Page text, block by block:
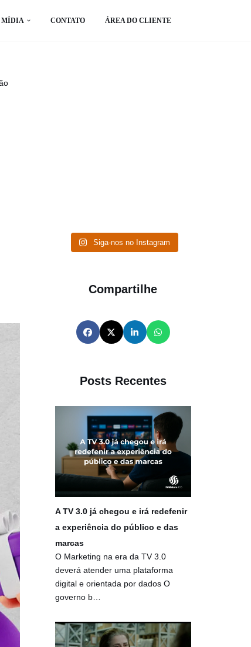
MÍDIA CONTATO ÁREA DO CLIENTE
Siga-nos no Instagram
Compartilhe
Posts Recentes
A TV 3.0 já chegou e irá redefenir
a experiência do público e das
marcas
O Marketing na era da TV 3.0
deverá atender uma plataforma
digital e orientada por dados O
governo b…